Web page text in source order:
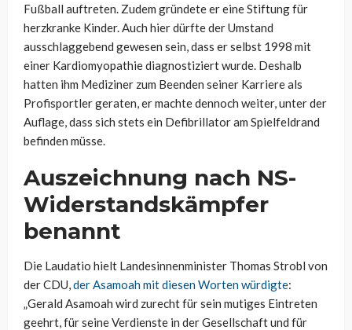
Fußball auftreten. Zudem gründete er eine Stiftung für
herzkranke Kinder. Auch hier dürfte der Umstand
ausschlaggebend gewesen sein, dass er selbst 1998 mit
einer Kardiomyopathie diagnostiziert wurde. Deshalb
hatten ihm Mediziner zum Beenden seiner Karriere als
Profisportler geraten, er machte dennoch weiter, unter der
Auflage, dass sich stets ein Defibrillator am Spielfeldrand
befinden müsse.
Auszeichnung nach NS-
Widerstandskämpfer
benannt
Die Laudatio hielt Landesinnenminister Thomas Strobl von
der CDU,der Asamoah mit diesen Worten würdigte:
„Gerald Asamoah wird zurecht für sein mutiges Eintreten
geehrt, für seine Verdienste in der Gesellschaft und für